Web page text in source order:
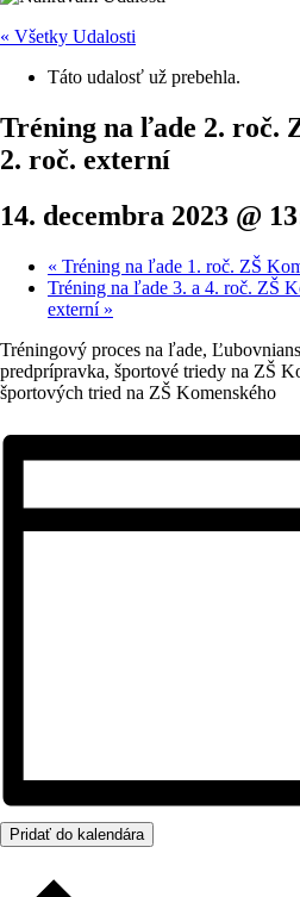
« Všetky Udalosti
Táto udalosť už prebehla.
Tréning na ľade 2. roč.
2. roč. externí
14. decembra 2023 @
« Tréning na ľade 1. roč. ZŠ
Tréning na ľade 3. a 4. roč. ZŠ
externí »
Tréningový proces na ľade,
predprípravka, športové triedy na ZŠ
športových tried na ZŠ Komenského
Pridať do kalendára